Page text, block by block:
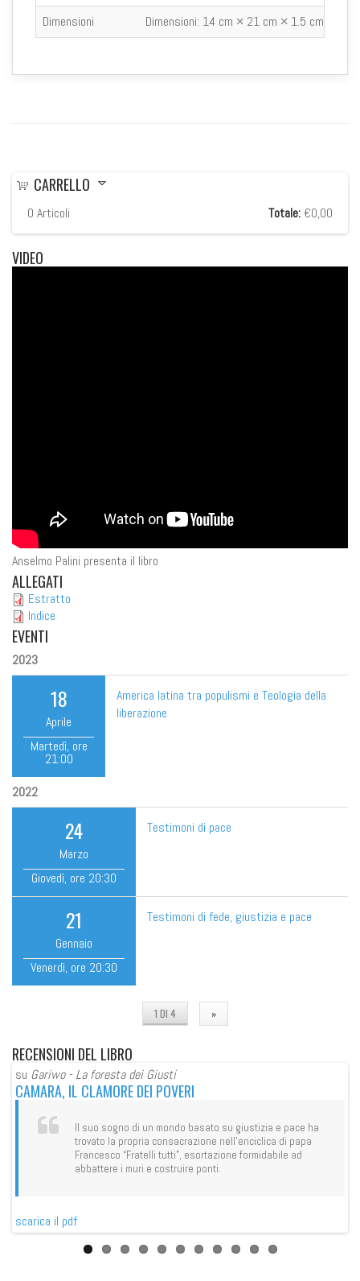
Dimensioni Dimensioni: 14 cm × 21 cm × 1.5 cm
CARRELLO
0 Articoli Totale: €0,00
VIDEO
Anselmo Palini presenta il libro
ALLEGATI
Estratto
Indice
EVENTI
2023
18
Aprile
Martedì, ore
21:00
America latina tra populismi e Teologia della
liberazione
2022
24
Marzo
Giovedì, ore 20:30
Testimoni di pace
21
Gennaio
Venerdì, ore 20:30
Testimoni di fede, giustizia e pace
1 DI 4 »
RECENSIONI DEL LIBRO
su Gariwo - La foresta dei Giusti
CAMARA, IL CLAMORE DEI POVERI
Il suo sogno di un mondo basato su giustizia e pace ha
trovato la propria consacrazione nell’enciclica di papa
Francesco “Fratelli tutti”, esortazione formidabile ad
abbattere i muri e costruire ponti.
scarica il pdf